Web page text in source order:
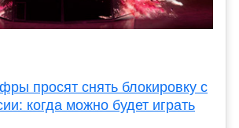
просят снять блокировку с
когда можно будет играть